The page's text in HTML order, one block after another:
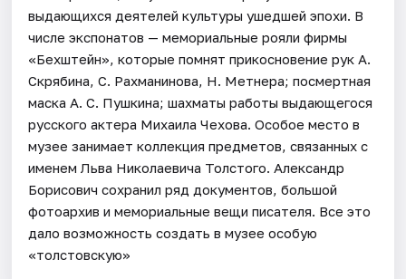
выдающихся деятелей культуры ушедшей эпохи. В
числе экспонатов — мемориальные рояли фирмы
«Бехштейн», которые помнят прикосновение рук А.
Скрябина, С. Рахманинова, Н. Метнера; посмертная
маска А. С. Пушкина; шахматы работы выдающегося
русского актера Михаила Чехова. Особое место в
музее занимает коллекция предметов, связанных с
именем Льва Николаевича Толстого. Александр
Борисович сохранил ряд документов, большой
фотоархив и мемориальные вещи писателя. Все это
дало возможность создать в музее особую
«толстовскую»